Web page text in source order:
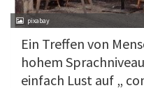
pixabay
Ein Treffen von
hohem
einfach Lust auf „